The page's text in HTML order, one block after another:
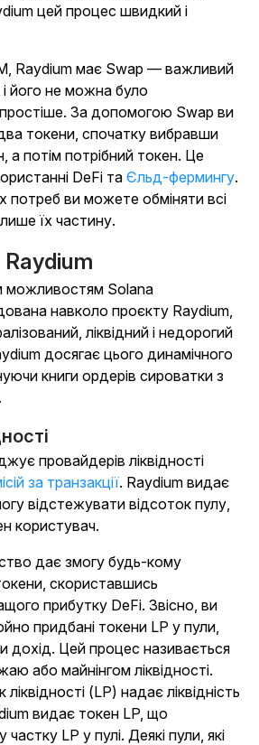
цей процес швидкий і
Raydium має Swap — важливий
його не можна було
За допомогою Swap ви
токени, спочатку вибравши
а потім потрібний токен. Це
DeFi та Єльд-фермингу.
потреб ви можете обміняти всі
їх частину.
можливостям Solana
навколо проєкту Raydium,
ліквідний і недорогий
досягає цього динамічного
книги ордерів сироватки з
провайдерів ліквідності
за транзакції. Raydium видає
відстежувати відсоток пулу,
користувач.
дає змогу будь-кому
скориставшись
прибутку DeFi. Звісно, ви
придбані токени LP у пули,
дохід. Цей процес називається
або майнінгом ліквідності.
(LP) надає ліквідність
видає токен LP, що
LP у пулі. Деякі пули, які